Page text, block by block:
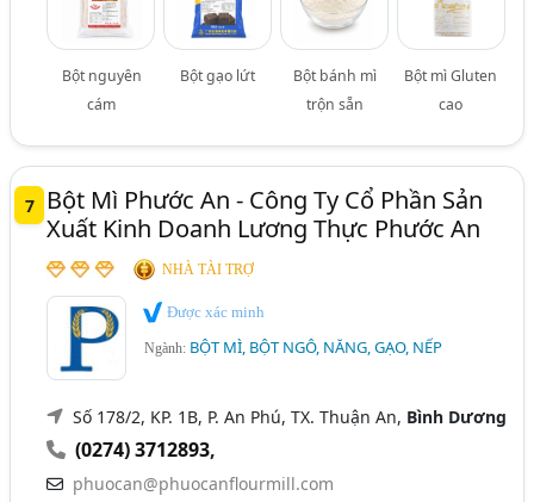
Bột nguyên
cám
Bột gạo lứt
Bột bánh mì
trộn sẵn
Bột mì Gluten
cao
7
Bột Mì Phước An - Công Ty Cổ Phần Sản
Xuất Kinh Doanh Lương Thực Phước An
NHÀ TÀI TRỢ
Được xác minh
Ngành: BỘT MÌ, BỘT NGÔ, NĂNG, GẠO, NẾP
Số 178/2, KP. 1B, P. An Phú, TX. Thuận An, Bình Dương
(0274) 3712893,
phuocan@phuocanflourmill.com